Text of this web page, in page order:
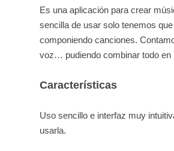
Es una aplicación para crear
sencilla de usar solo tenemos
componiendo canciones.
voz… pudiendo combinar todo en
Características
Uso sencillo e interfaz muy
usarla.